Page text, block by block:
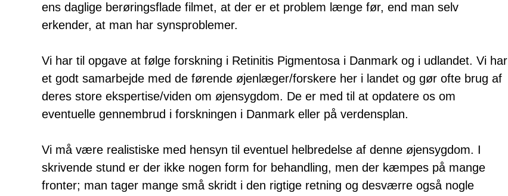
ens daglige berøringsflade filmet, at der er et problem længe før, end man selv
erkender, at man har synsproblemer.
Vi har til opgave at følge forskning i Retinitis Pigmentosa i Danmark og i udlandet. Vi har
et godt samarbejde med de førende øjenlæger/forskere her i landet og gør ofte brug af
deres store ekspertise/viden om øjensygdom. De er med til at opdatere os om
eventuelle gennembrud i forskningen i Danmark eller på verdensplan.
Vi må være realistiske med hensyn til eventuel helbredelse af denne øjensygdom. I
skrivende stund er der ikke nogen form for behandling, men der kæmpes på mange
fronter; man tager mange små skridt i den rigtige retning og desværre også nogle